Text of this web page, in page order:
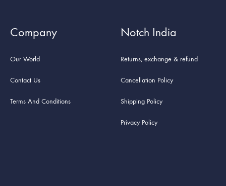
Company
Our World
Contact Us
Terms And Conditions
Notch India
Returns, exchange & refund
Cancellation Policy
Shipping Policy
Privacy Policy